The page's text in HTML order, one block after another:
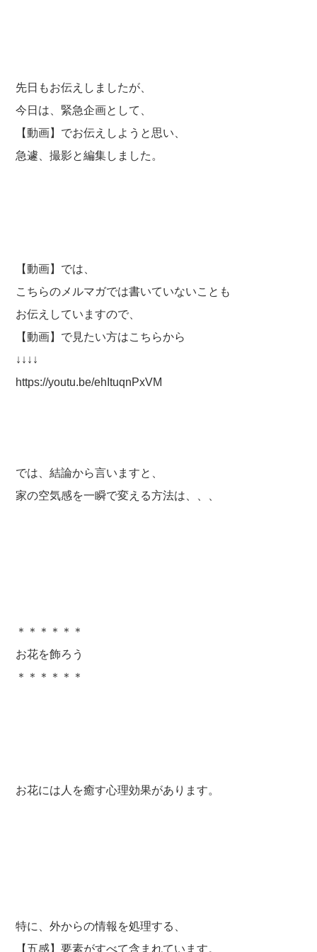
先日もお伝えしましたが、
今日は、緊急企画として、
【動画】でお伝えしようと思い、
急遽、撮影と編集しました。
【動画】では、
こちらのメルマガでは書いていないことも
お伝えしていますので、
【動画】で見たい方はこちらから
↓↓↓↓
https://youtu.be/ehItuqnPxVM
では、結論から言いますと、
家の空気感を一瞬で変える方法は、、、
＊＊＊＊＊＊
お花を飾ろう
＊＊＊＊＊＊
お花には人を癒す心理効果があります。
特に、外からの情報を処理する、
【五感】要素がすべて含まれています。